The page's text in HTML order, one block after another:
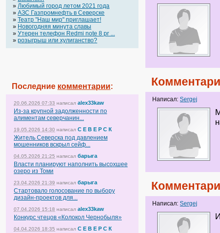
» Любимый город летом 2021 года
» АЗС Газпромнефть в Северске
» Театр "Наш мир" приглашает!
» Новогодняя минута славы
» Утерен телефон Redmi note 8 pr ...
» розыгрыш или хулиганство?
Последние комментарии:
20.06.2026 07:33 написал alex33kaw
Из-за крупной задолженности по
алиментам северчанин...
19.05.2026 14:30 написал С Е В Е Р С К
Житель Северска под давлением
мошенников вскрыл сейф...
04.05.2026 21:25 написал барыга
Власти планируют наполнить высохшее
озеро из Томи
23.04.2026 21:39 написал барыга
Стартовало голосование по выбору
дизайн-проектов для...
07.04.2026 15:18 написал alex33kaw
Конкурс чтецов «Колокол Чернобыля»
04.04.2026 18:35 написал С Е В Е Р С К
Написал:Sergej
Написал:Sergej